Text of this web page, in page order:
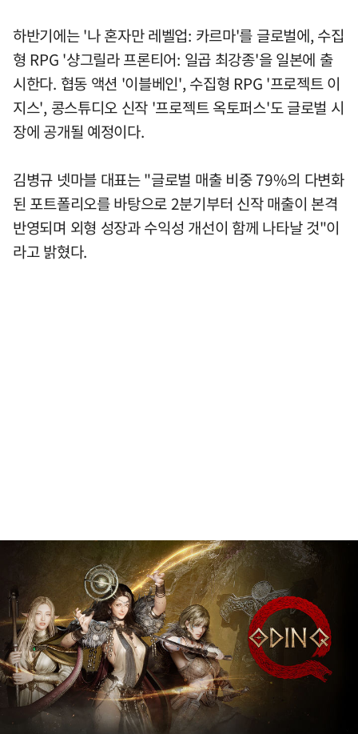
하반기에는 '나 혼자만 레벨업: 카르마'를 글로벌에, 수집
형 RPG '샹그릴라 프론티어: 일곱 최강종'을 일본에 출
시한다. 협동 액션 '이블베인', 수집형 RPG '프로젝트 이
지스', 콩스튜디오 신작 '프로젝트 옥토퍼스'도 글로벌 시
장에 공개될 예정이다.
김병규 넷마블 대표는 "글로벌 매출 비중 79%의 다변화
된 포트폴리오를 바탕으로 2분기부터 신작 매출이 본격
반영되며 외형 성장과 수익성 개선이 함께 나타날 것"이
라고 밝혔다.